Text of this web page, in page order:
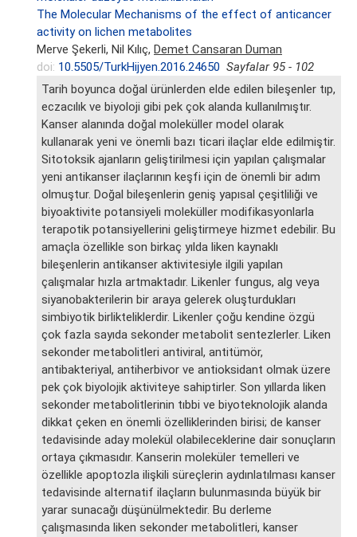
The Molecular Mechanisms of the effect of anticancer
activity on lichen metabolites
Merve Şekerli, Nil Kılıç, Demet Cansaran Duman
doi: 10.5505/TurkHijyen.2016.24650 Sayfalar 95 - 102
Tarih boyunca doğal ürünlerden elde edilen bileşenler tıp,
eczacılık ve biyoloji gibi pek çok alanda kullanılmıştır.
Kanser alanında doğal moleküller model olarak
kullanarak yeni ve önemli bazı ticari ilaçlar elde edilmiştir.
Sitotoksik ajanların geliştirilmesi için yapılan çalışmalar
yeni antikanser ilaçlarının keşfi için de önemli bir adım
olmuştur. Doğal bileşenlerin geniş yapısal çeşitliliği ve
biyoaktivite potansiyeli moleküller modifikasyonlarla
terapotik potansiyellerini geliştirmeye hizmet edebilir. Bu
amaçla özellikle son birkaç yılda liken kaynaklı
bileşenlerin antikanser aktivitesiyle ilgili yapılan
çalışmalar hızla artmaktadır. Likenler fungus, alg veya
siyanobakterilerin bir araya gelerek oluşturdukları
simbiyotik birlikteliklerdir. Likenler çoğu kendine özgü
çok fazla sayıda sekonder metabolit sentezlerler. Liken
sekonder metabolitleri antiviral, antitümör,
antibakteriyal, antiherbivor ve antioksidant olmak üzere
pek çok biyolojik aktiviteye sahiptirler. Son yıllarda liken
sekonder metabolitlerinin tıbbi ve biyoteknolojik alanda
dikkat çeken en önemli özelliklerinden birisi; de kanser
tedavisinde aday molekül olabileceklerine dair sonuçların
ortaya çıkmasıdır. Kanserin moleküler temelleri ve
özellikle apoptozla ilişkili süreçlerin aydınlatılması kanser
tedavisinde alternatif ilaçların bulunmasında büyük bir
yarar sunacağı düşünülmektedir. Bu derleme
çalışmasında liken sekonder metabolitleri, kanser